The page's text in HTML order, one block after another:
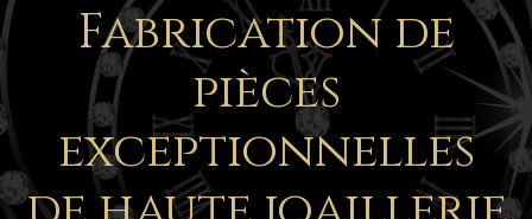
Fabrication de
pièces
exceptionnelles